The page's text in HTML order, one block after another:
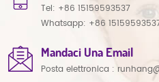
Tel: +86 15159593537
Whatsapp: +86
Mandaci Una Email
Posta elettronica :